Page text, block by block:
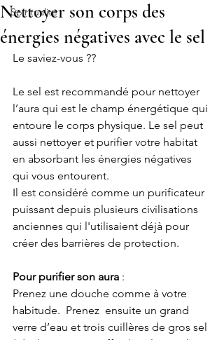
Spiritualité
Nettoyer son corps des
énergies négatives avec le sel
Le saviez-vous ??
Le sel est recommandé pour nettoyer
l’aura qui est le champ énergétique qui
entoure le corps physique. Le sel peut
aussi nettoyer et purifier votre habitat
en absorbant les énergies négatives
qui vous entourent.
Il est considéré comme un purificateur
puissant depuis plusieurs civilisations
anciennes qui l'utilisaient déjà pour
créer des barrières de protection.
Pour purifier son aura :
Prenez une douche comme à votre
habitude.  Prenez  ensuite un grand
verre d’eau et trois cuillères de gros sel